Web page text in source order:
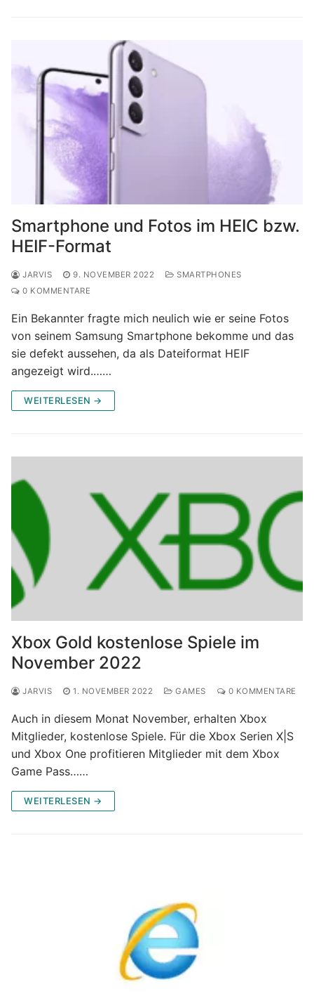
Smartphone und Fotos im HEIC bzw.
HEIF-Format
JARVIS 9. NOVEMBER 2022
SMARTPHONES
0 KOMMENTARE
Ein Bekannter fragte mich neulich wie er seine Fotos
von seinem Samsung Smartphone bekomme und das
sie defekt aussehen, da als Dateiformat HEIF
angezeigt wird.……
WEITERLESEN →
Xbox Gold kostenlose Spiele im
November 2022
JARVIS 1. NOVEMBER 2022 GAMES 0 KOMMENTARE
Auch in diesem Monat November, erhalten Xbox
Mitglieder, kostenlose Spiele. Für die Xbox Serien X|S
und Xbox One profitieren Mitglieder mit dem Xbox
Game Pass……
WEITERLESEN →